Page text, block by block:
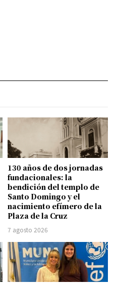
130 años de dos jornadas
fundacionales: la
bendición del templo de
Santo Domingo y el
nacimiento efímero de la
Plaza de la Cruz
7 agosto 2026